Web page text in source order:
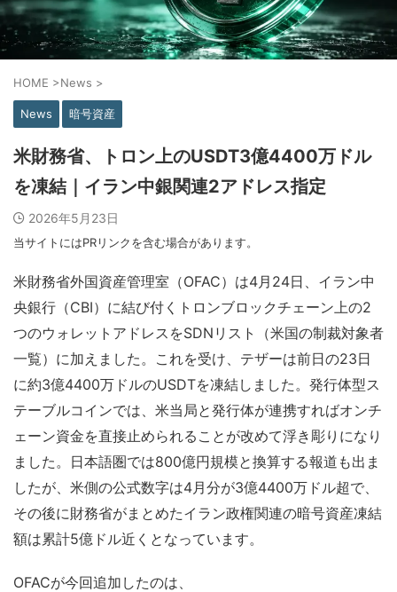
HOME >News >
News 暗号資産
米財務省、トロン上のUSDT3億4400万ドル
を凍結｜イラン中銀関連2アドレス指定
2026年5月23日
当サイトにはPRリンクを含む場合があります。
米財務省外国資産管理室（OFAC）は4月24日、イラン中
央銀行（CBI）に結び付くトロンブロックチェーン上の2
つのウォレットアドレスをSDNリスト（米国の制裁対象者
一覧）に加えました。これを受け、テザーは前日の23日
に約3億4400万ドルのUSDTを凍結しました。発行体型ス
テーブルコインでは、米当局と発行体が連携すればオンチ
ェーン資金を直接止められることが改めて浮き彫りになり
ました。日本語圏では800億円規模と換算する報道も出ま
したが、米側の公式数字は4月分が3億4400万ドル超で、
その後に財務省がまとめたイラン政権関連の暗号資産凍結
額は累計5億ドル近くとなっています。
OFACが今回追加したのは、